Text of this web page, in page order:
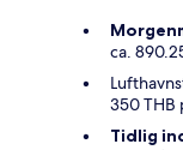
ca.
350 THB
Tidlig